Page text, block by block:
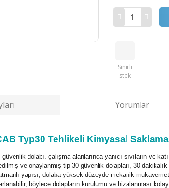
Sınırlı
stok
Yorumlar
Typ30 Tehlikeli Kimyasal Saklama
güvenlik dolabı, çalışma alanlarında yanıcı sıvıların
ve onaylanmış tip 30 güvenlik dolapları, 30
yapısı, dolaba yüksek düzeyde mekanik
böylece dolapların kurulumu ve hizalanması